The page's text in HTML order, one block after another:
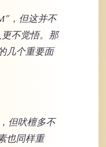
，但这并不
不觉悟。那
几个重要面
但吠檀多不
也同样重